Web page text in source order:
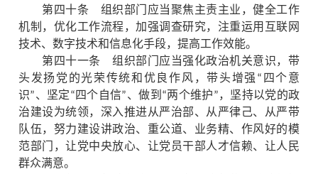
第四十条 组织部门应当聚焦主责主业，健全工作
机制，优化工作流程，加强调查研究，注重运用互联网
技术、数字技术和信息化手段，提高工作效能。
第四十一条 组织部门应当强化政治机关意识，带
头发扬党的光荣传统和优良作风，带头增强“四个意
识”、坚定“四个自信”、做到“两个维护”，坚持以党的政
治建设为统领，深入推进从严治部、从严律己、从严带
队伍，努力建设讲政治、重公道、业务精、作风好的模
范部门，让党中央放心、让党员干部人才信赖、让人民
群众满意。